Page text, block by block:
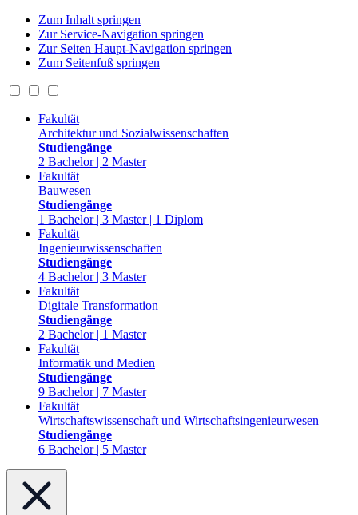
Zum Inhalt springen
Zur Service-Navigation springen
Zur Seiten Haupt-Navigation springen
Zum Seitenfuß springen
Fakultät
Architektur und Sozialwissenschaften
Studiengänge
2 Bachelor | 2 Master
Fakultät
Bauwesen
Studiengänge
1 Bachelor | 3 Master | 1 Diplom
Fakultät
Ingenieurwissenschaften
Studiengänge
4 Bachelor | 3 Master
Fakultät
Digitale Transformation
Studiengänge
2 Bachelor | 1 Master
Fakultät
Informatik und Medien
Studiengänge
9 Bachelor | 7 Master
Fakultät
Wirtschaftswissenschaft und Wirtschaftsingenieurwesen
Studiengänge
6 Bachelor | 5 Master